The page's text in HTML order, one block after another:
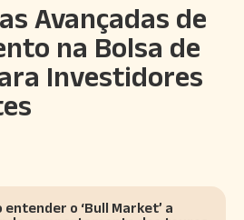
Avançadas de
na Bolsa de
Investidores
entender o ‘Bull Market’ a